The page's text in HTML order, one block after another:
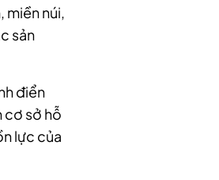
miền núi,
sản
điển
cơ sở hỗ
lực của